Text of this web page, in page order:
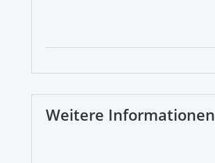
Weitere Informationen